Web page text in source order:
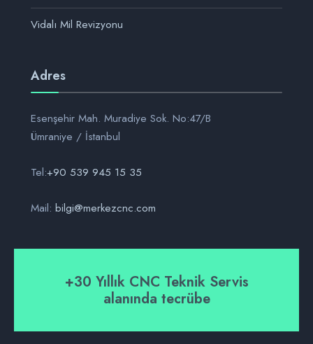
Vidalı Mil Revizyonu
Adres
Esenşehir Mah. Muradiye Sok. No:47/B
Ümraniye / İstanbul
Tel:+90 539 945 15 35
Mail: bilgi@merkezcnc.com
+30 Yıllık CNC Teknik Servis
alanında tecrübe